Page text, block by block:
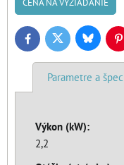
CENA NA VYŽIADANIE
FacebookTwitter Bluesky
Parametre a
Výkon (kW):
2,2